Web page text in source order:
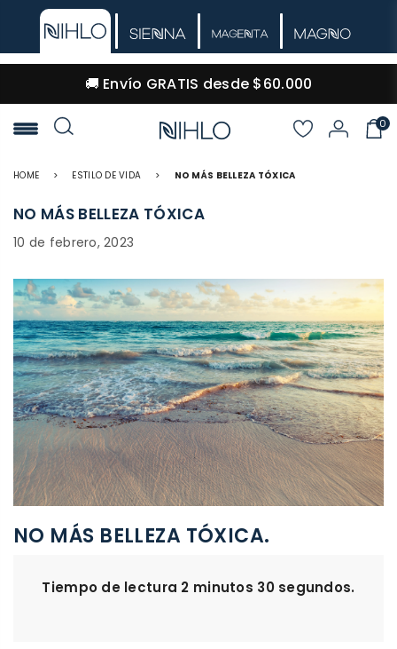
🚚 Envío GRATIS desde $60.000
NIHLO
0
HOME > ESTILO DE VIDA > NO MÁS BELLEZA TÓXICA
NO MÁS BELLEZA TÓXICA
10 de febrero, 2023
NO MÁS BELLEZA TÓXICA.
Tiempo de lectura 2 minutos 30 segundos.